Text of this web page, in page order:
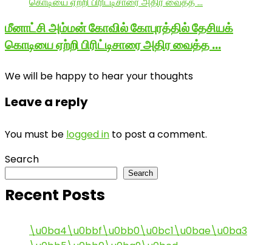
மீனாட்சி அம்மன் கோவில் கோபுரத்தில் தேசியக்
கொடியை ஏற்றி பிரிட்டிசாரை அதிர வைத்த …
We will be happy to hear your thoughts
Leave a reply
You must be logged in to post a comment.
Search
Search
Recent Posts
\u0ba4\u0bbf\u0bb0\u0bc1\u0bae\u0ba3